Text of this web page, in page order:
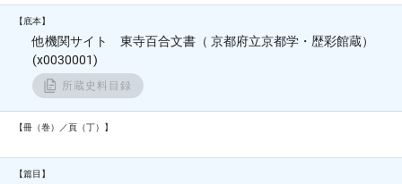
【底本】
他機関サイト 東寺百合文書（ 京都府立京都学・歴彩館蔵）
(x0030001)
所蔵史料目録
【冊（巻）／頁（丁）】
【篇目】